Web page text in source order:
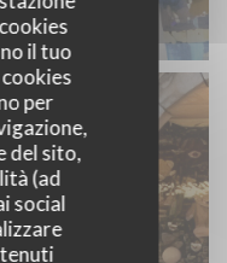
il tuo
per
del sito,
(ad
social